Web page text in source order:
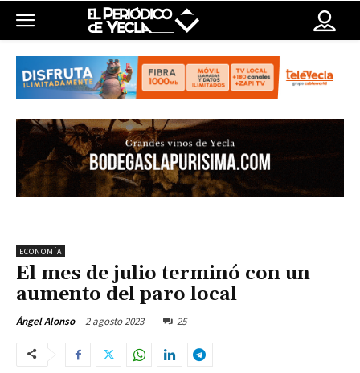
ECONOMÍA
El mes de julio terminó con un
aumento del paro local
Ángel Alonso 2 agosto 2023 25